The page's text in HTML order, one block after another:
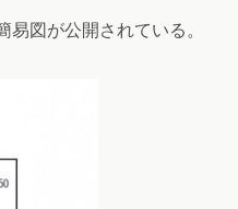
易図が公開されている。